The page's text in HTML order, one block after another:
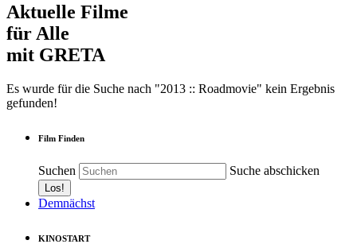
Aktuelle Filme
für Alle
mit GRETA
Es wurde für die Suche nach "2013 :: Roadmovie" kein Ergebnis
gefunden!
Film Finden
Suchen Suche abschicken
Demnächst
KINOSTART